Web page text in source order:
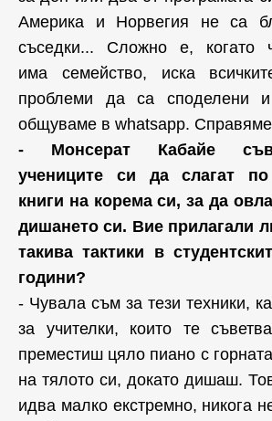
Америка и Норвегия не са
съседки... Сложно е, когато
има семейство, иска
проблеми да са споделени
общуваме в whatsapp.
- Монсерат Кабайе
учениците си да слагат
книги на корема си, за да
дишането си. Вие прилагали
такива тактики в
години?
- Чувала съм за тези техники,
за учителки, които те
преместиш цяло пиано с
на тялото си, докато дишаш.
идва малко екстремно, никога